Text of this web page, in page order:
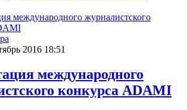
2016 18:51
международного
конкурса ADAMI